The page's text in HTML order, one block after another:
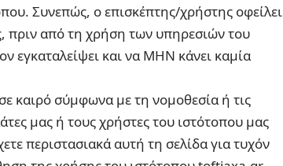
Συνεπώς, ο επισκέπτης/χρήστης οφείλει
πριν από τη χρήση των υπηρεσιών του
εγκαταλείψει και να ΜΗΝ κάνει καμία
καιρό σύμφωνα με τη νομοθεσία ή τις
μας ή τους χρήστες του ιστότοπου μας
περιστασιακά αυτή τη σελίδα για τυχόν